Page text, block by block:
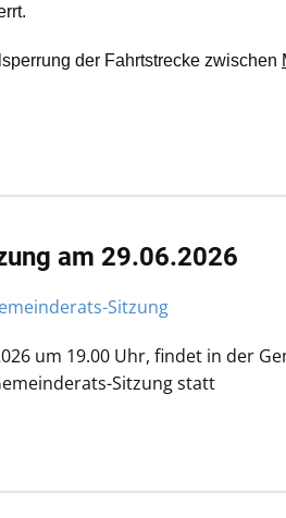
der Fahrtstrecke zwischen
am 29.06.2026
Sitzung
um 19.00 Uhr, findet in der
Sitzung statt